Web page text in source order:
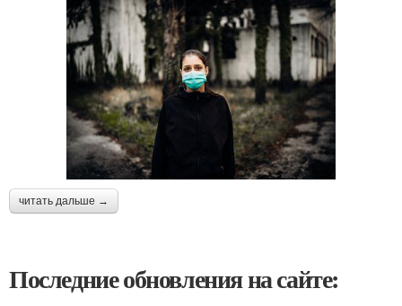
читать дальше →
Последние обновления на сайте: